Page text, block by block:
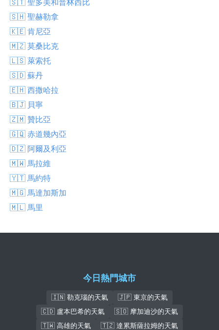
🇸🇭 聖赫勒拿
🇰🇪 肯尼亞
🇲🇿 莫桑比克
🇱🇸 萊索托
🇸🇩 蘇丹
🇪🇭 西撒哈拉
🇧🇯 貝寧
🇿🇲 贊比亞
🇬🇶 赤道幾內亞
🇩🇿 阿爾及利亞
🇲🇼 馬拉維
🇾🇹 馬約特
🇲🇬 馬達加斯加
🇲🇱 馬里
今日熱門城市
🇮🇳 勒克瑙的天氣
🇯🇵 東京的天氣
🇨🇩 盧本巴希的天氣
🇸🇴 摩加迪沙的天氣
🇹🇼 高雄的天氣
🇹🇿 達累斯薩拉姆的天氣